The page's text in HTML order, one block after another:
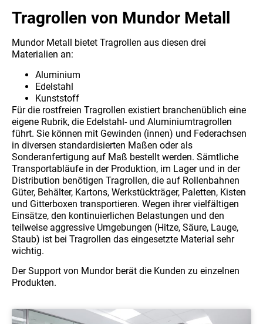
Tragrollen von Mundor Metall
Mundor Metall bietet Tragrollen aus diesen drei
Materialien an:
Aluminium
Edelstahl
Kunststoff
Für die rostfreien Tragrollen existiert branchenüblich eine
eigene Rubrik, die Edelstahl- und Aluminiumtragrollen
führt. Sie können mit Gewinden (innen) und Federachsen
in diversen standardisierten Maßen oder als
Sonderanfertigung auf Maß bestellt werden. Sämtliche
Transportabläufe in der Produktion, im Lager und in der
Distribution benötigen Tragrollen, die auf Rollenbahnen
Güter, Behälter, Kartons, Werkstückträger, Paletten, Kisten
und Gitterboxen transportieren. Wegen ihrer vielfältigen
Einsätze, den kontinuierlichen Belastungen und den
teilweise aggressive Umgebungen (Hitze, Säure, Lauge,
Staub) ist bei Tragrollen das eingesetzte Material sehr
wichtig.
Der Support von Mundor berät die Kunden zu einzelnen
Produkten.